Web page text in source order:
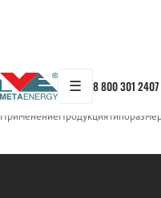
☰ 8 800 301 2407
← Продукция/ТОКОПРОВОД
ПрименениеПродукция